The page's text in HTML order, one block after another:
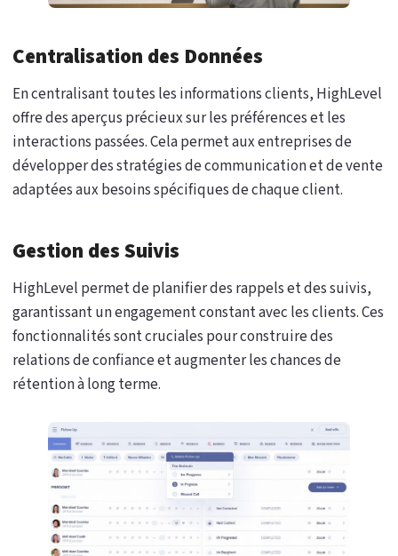
Centralisation des Données
En centralisant toutes les informations clients, HighLevel
offre des aperçus précieux sur les préférences et les
interactions passées. Cela permet aux entreprises de
développer des stratégies de communication et de vente
adaptées aux besoins spécifiques de chaque client.
Gestion des Suivis
HighLevel permet de planifier des rappels et des suivis,
garantissant un engagement constant avec les clients. Ces
fonctionnalités sont cruciales pour construire des
relations de confiance et augmenter les chances de
rétention à long terme.